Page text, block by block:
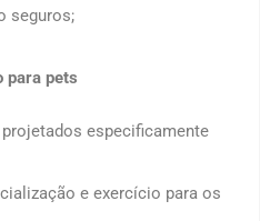
seguros;
para pets
especificamente
e exercício para os